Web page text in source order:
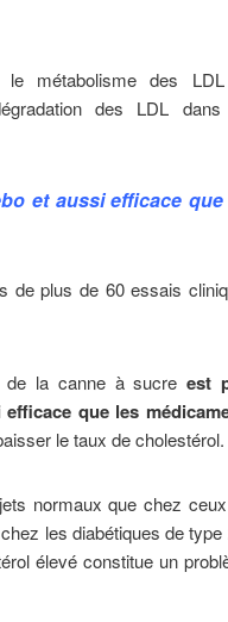
le métabolisme des
des LDL
et aussi efficace
de plus de 60 essais
de la canne à sucreest
efficace que les
le taux de cholestérol.
normaux que chez
les diabétiques de type
élevé constitue un